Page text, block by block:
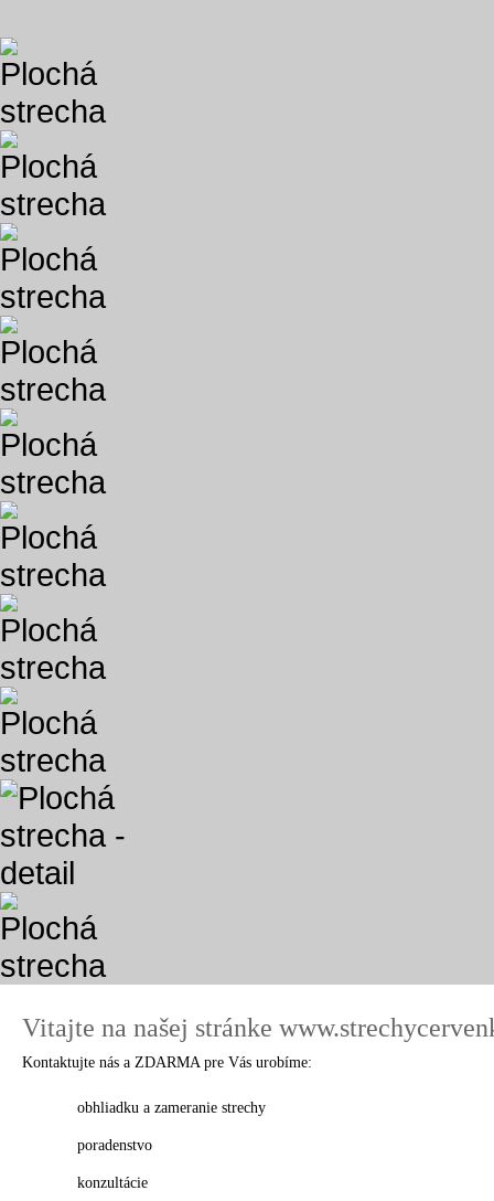
Vitajte na našej stránke
Kontaktujte nás a ZDARMA pre Vás urobíme:
obhliadku a zameranie strechy
poradenstvo
konzultácie